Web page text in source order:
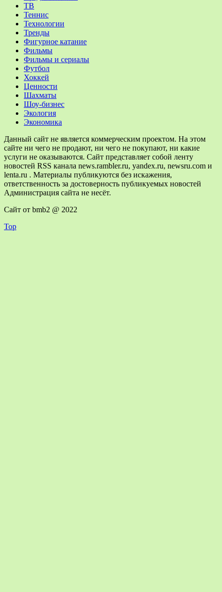
ТВ
Теннис
Технологии
Тренды
Фигурное катание
Фильмы
Фильмы и сериалы
Футбол
Хоккей
Ценности
Шахматы
Шоу-бизнес
Экология
Экономика
Данный сайт не является коммерческим проектом. На этом
сайте ни чего не продают, ни чего не покупают, ни какие
услуги не оказываются. Сайт представляет собой ленту
новостей RSS канала news.rambler.ru, yandex.ru, newsru.com и
lenta.ru . Материалы публикуются без искажения,
ответственность за достоверность публикуемых новостей
Администрация сайта не несёт.
Сайт от bmb2 @ 2022
Top